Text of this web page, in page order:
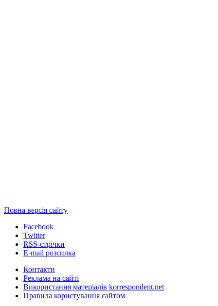
Повна версія сайту
Facebook
Twitter
RSS-стрічки
E-mail розсилка
Контакти
Реклама на сайті
Використання матеріалів korrespondent.net
Правила користування сайтом